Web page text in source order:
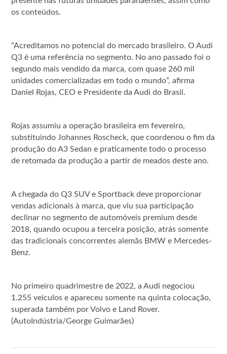
os conteúdos.
“Acreditamos no potencial do mercado brasileiro. O Audi
Q3 é uma referência no segmento. No ano passado foi o
segundo mais vendido da marca, com quase 260 mil
unidades comercializadas em todo o mundo”, afirma
Daniel Rojas, CEO e Presidente da Audi do Brasil.
Rojas assumiu a operação brasileira em fevereiro,
substituindo Johannes Roscheck, que coordenou o fim da
produção do A3 Sedan e praticamente todo o processo
de retomada da produção a partir de meados deste ano.
A chegada do Q3 SUV e Sportback deve proporcionar
vendas adicionais à marca, que viu sua participação
declinar no segmento de automóveis premium desde
2018, quando ocupou a terceira posição, atrás somente
das tradicionais concorrentes alemãs BMW e Mercedes-
Benz.
No primeiro quadrimestre de 2022, a Audi negociou
1.255 veículos e apareceu somente na quinta colocação,
superada também por Volvo e Land Rover.
(AutoIndústria/George Guimarães)